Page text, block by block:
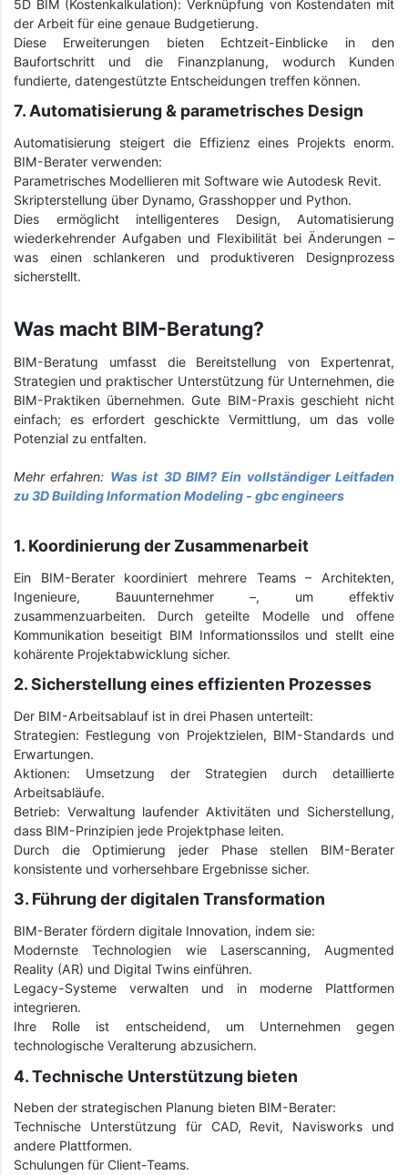
5D BIM (Kostenkalkulation): Verknüpfung von Kostendaten mit
der Arbeit für eine genaue Budgetierung.
Diese Erweiterungen bieten Echtzeit-Einblicke in den
Baufortschritt und die Finanzplanung, wodurch Kunden
fundierte, datengestützte Entscheidungen treffen können.
7. Automatisierung & parametrisches Design
Automatisierung steigert die Effizienz eines Projekts enorm.
BIM-Berater verwenden:
Parametrisches Modellieren mit Software wie Autodesk Revit.
Skripterstellung über Dynamo, Grasshopper und Python.
Dies ermöglicht intelligenteres Design, Automatisierung
wiederkehrender Aufgaben und Flexibilität bei Änderungen –
was einen schlankeren und produktiveren Designprozess
sicherstellt.
Was macht BIM-Beratung?
BIM-Beratung umfasst die Bereitstellung von Expertenrat,
Strategien und praktischer Unterstützung für Unternehmen, die
BIM-Praktiken übernehmen. Gute BIM-Praxis geschieht nicht
einfach; es erfordert geschickte Vermittlung, um das volle
Potenzial zu entfalten.
Mehr erfahren: Was ist 3D BIM? Ein vollständiger Leitfaden
zu 3D Building Information Modeling - gbc engineers
1. Koordinierung der Zusammenarbeit
Ein BIM-Berater koordiniert mehrere Teams – Architekten,
Ingenieure, Bauunternehmer –, um effektiv
zusammenzuarbeiten. Durch geteilte Modelle und offene
Kommunikation beseitigt BIM Informationssilos und stellt eine
kohärente Projektabwicklung sicher.
2. Sicherstellung eines effizienten Prozesses
Der BIM-Arbeitsablauf ist in drei Phasen unterteilt:
Strategien: Festlegung von Projektzielen, BIM-Standards und
Erwartungen.
Aktionen: Umsetzung der Strategien durch detaillierte
Arbeitsabläufe.
Betrieb: Verwaltung laufender Aktivitäten und Sicherstellung,
dass BIM-Prinzipien jede Projektphase leiten.
Durch die Optimierung jeder Phase stellen BIM-Berater
konsistente und vorhersehbare Ergebnisse sicher.
3. Führung der digitalen Transformation
BIM-Berater fördern digitale Innovation, indem sie:
Modernste Technologien wie Laserscanning, Augmented
Reality (AR) und Digital Twins einführen.
Legacy-Systeme verwalten und in moderne Plattformen
integrieren.
Ihre Rolle ist entscheidend, um Unternehmen gegen
technologische Veralterung abzusichern.
4. Technische Unterstützung bieten
Neben der strategischen Planung bieten BIM-Berater:
Technische Unterstützung für CAD, Revit, Navisworks und
andere Plattformen.
Schulungen für Client-Teams.